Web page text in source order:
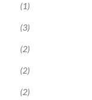
(1)
(3)
(2)
(2)
(2)